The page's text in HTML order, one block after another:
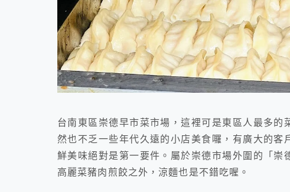
台南東區崇德早市菜市場，這裡可是東區人最多
然也不乏一些年代久遠的小店美食囉，有廣大的
鮮美味絕對是第一要件。屬於崇德市場外圍的「
高麗菜豬肉煎餃之外，涼麵也是不錯吃喔。